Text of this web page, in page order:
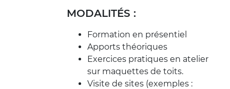
MODALITÉS :
Formation en présentiel
Apports théoriques
Exercices pratiques en atelier
sur maquettes de toits.
Visite de sites (exemples :